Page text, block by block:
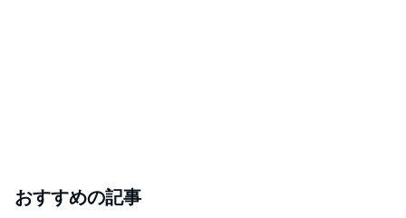
おすすめの記事